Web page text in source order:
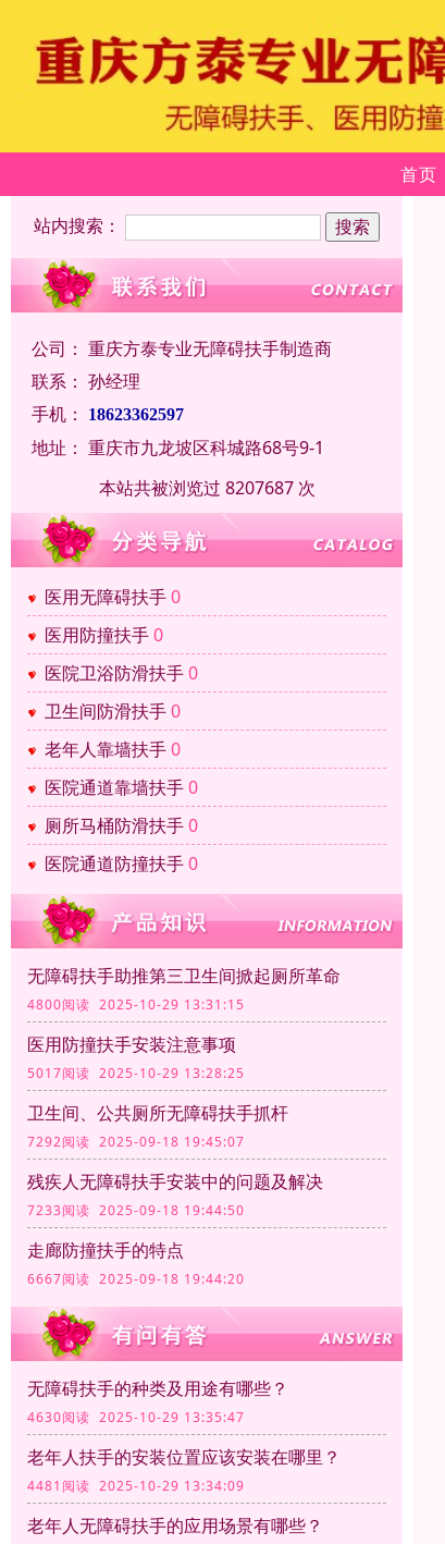
首页
站内搜索：
公司： 重庆方泰专业无障碍扶手制造商
联系： 孙经理
手机：
18623362597
地址： 重庆市九龙坡区科城路68号9-1
本站共被浏览过 8207687 次
医用无障碍扶手0
医用防撞扶手0
医院卫浴防滑扶手0
卫生间防滑扶手0
老年人靠墙扶手0
医院通道靠墙扶手0
厕所马桶防滑扶手0
医院通道防撞扶手0
无障碍扶手助推第三卫生间掀起厕所革命
4800阅读 2025-10-29 13:31:15
医用防撞扶手安装注意事项
5017阅读 2025-10-29 13:28:25
卫生间、公共厕所无障碍扶手抓杆
7292阅读 2025-09-18 19:45:07
残疾人无障碍扶手安装中的问题及解决
7233阅读 2025-09-18 19:44:50
走廊防撞扶手的特点
6667阅读 2025-09-18 19:44:20
无障碍扶手的种类及用途有哪些？
4630阅读 2025-10-29 13:35:47
老年人扶手的安装位置应该安装在哪里？
4481阅读 2025-10-29 13:34:09
老年人无障碍扶手的应用场景有哪些？